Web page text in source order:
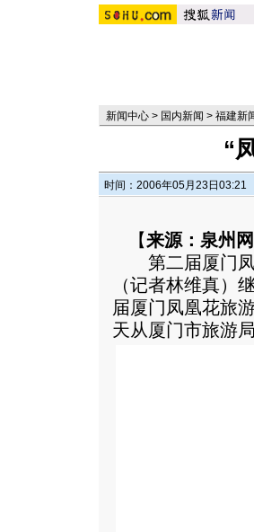
新闻中心 > 国内新闻 > 福建新
“
时间：2006年05月23日03:21
【来源：泉州
第二届厦门凤
（记者林维真）
届厦门凤凰花旅
天从厦门市旅游